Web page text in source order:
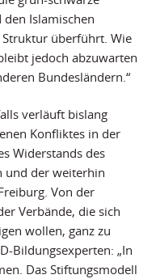
Islamischen
überführt. Wie
jedoch abzuwarten
Bundesländern.“
verläuft bislang
Konfliktes in der
Widerstands des
und der weiterhin
Von der
Verbände, die sich
wollen, ganz zu
Bildungsexperten: „In
Das Stiftungsmodell